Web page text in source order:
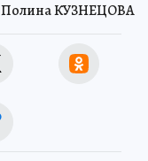
Полина КУЗНЕЦОВА